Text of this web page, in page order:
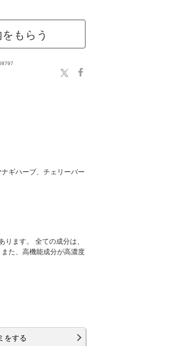
もらう
ギハーブ、チェリーバー
ます。 全ての成分は、
た、高機能成分が高濃度
をする